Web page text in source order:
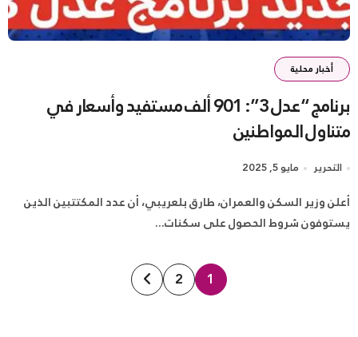
أخبار محلية
برنامج “عدل 3”: 901 ألف مستفيد وأسعار في
متناول المواطنين
التحرير مايو 5, 2025
أعلن وزير السكن والعمران، طارق بلعريبي، أن عدد المكتتبين الذين
يستوفون شروط الحصول على سكنات...
تعدد
صفحات
1
2